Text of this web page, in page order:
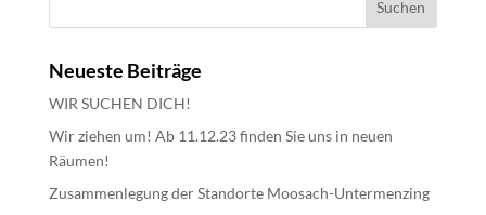
Neueste Beiträge
WIR SUCHEN DICH!
Wir ziehen um! Ab 11.12.23 finden Sie uns in neuen
Räumen!
Zusammenlegung der Standorte Moosach-Untermenzing